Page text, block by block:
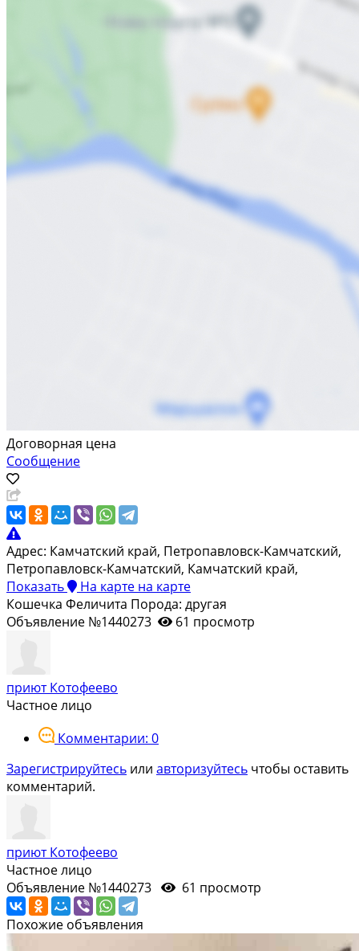
Договорная цена
Сообщение
Адрес: Камчатский край, Петропавловск-Камчатский,
Петропавловск-Камчатский, Камчатский край,
Показать
На карте на карте
Кошечка Феличита Порода: другая
Объявление №1440273
61 просмотр
приют Котофеево
Частное лицо
Комментарии: 0
Зарегистрируйтесь или авторизуйтесь чтобы оставить
комментарий.
приют Котофеево
Частное лицо
Объявление №1440273
61 просмотр
Похожие объявления